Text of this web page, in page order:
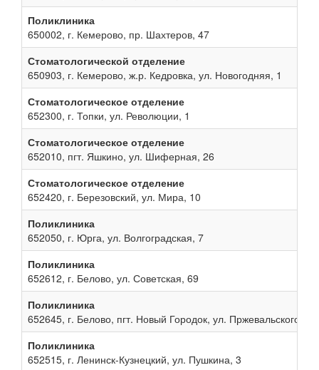
Поликлиника
650002, г. Кемерово, пр. Шахтеров, 47
Стоматологической отделение
650903, г. Кемерово, ж.р. Кедровка, ул. Новогодняя, 1
Стоматологическое отделение
652300, г. Топки, ул. Революции, 1
Стоматологическое отделение
652010, пгт. Яшкино, ул. Шиферная, 26
Стоматологическое отделение
652420, г. Березовский, ул. Мира, 10
Поликлиника
652050, г. Юрга, ул. Волгоградская, 7
Поликлиника
652612, г. Белово, ул. Советская, 69
Поликлиника
652645, г. Белово, пгт. Новый Городок, ул. Пржевальского, 13
Поликлиника
652515, г. Ленинск-Кузнецкий, ул. Пушкина, 3